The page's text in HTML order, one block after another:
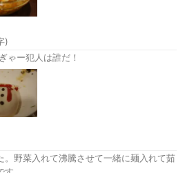
)
ゃー犯人は誰だ！
。野菜入れて沸騰させて一緒に麺入れて茹